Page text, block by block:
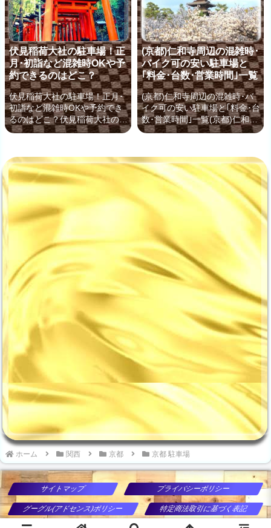
気を感じられる森や、みたらし
団子発祥の地としても有名で、
京都でも女性人気の高い観光名
所となっています。電車の駅か
ら下鴨神社は少し離れているた
め、観光で行かれる際は、その
後の移動を含めて車やバイクの
ご利用がおすすめですが、周辺
にはどのくらい駐車場があるの
でしょうか？正月の初詣や「蹴
鞠はじめ」にも多く...
期間中は多くの観光客でにぎわ
います。電車や市バスでのアク
セスにも便利な東福寺ですが、
高速道路が近くを通っているこ
ともあり、京都内外から車で訪
れる方も多いので、特に紅葉時
期や連休などは駐車場が十分に
あるかは気になるところではな
いですか？東福寺周辺だと「ど
こに駐めるのがおすすめか？」
「無料や料金が安い...
伏見稲荷大社の駐車場！正
月･初詣など混雑時OKや予
約できるのはどこ？
伏見稲荷大社の駐車場！正月･
初詣など混雑時OKや予約でき
るのはどこ？伏見稲荷大社の正
月の初詣など混雑時におすすめ
大社」は、正月の初詣を始め、
季節の行事や美しい景観･ご利
益を求めて全国から多くの参拝
者が訪れる神社で、最寄り駅で
あるJR稲荷駅を出てすぐに大
鳥居があり 電車でのアクセス
が大変便利です。しかし、伏見
稲荷大社周辺の観光も一緒にす
る場合や、新型コロナをはじ
め、インフルエンザやなどが流
行る時期には感染の心配もある
ため、混雑する電車ではな...
(京都)仁和寺周辺の混雑時･
バイク可の安い駐車場と
｢料金･台数･営業時間｣一覧
(京都)仁和寺周辺の混雑時･バ
イク可の安い駐車場と｢料金･台
数･営業時間｣一覧(京都)仁和寺
と周辺の無料･安い駐車場 案内
る寺院で、春の御室桜の季節に
はその美しい景色を見ようと多
くの人が訪れ大変混雑します。
仁和寺は、京福電鉄(嵐電)を利
用すれば、最寄り駅で下車徒歩
2分という便利な立地にありま
すが、JRを利用する人にとっ
てはバスに乗り換えてのアクセ
スとなってしまうため、小さな
お子様やお年寄りの方と一緒の
場合には近くの駐車場まで車で
向かう方が便...
ホーム 関西 京都 京都 駐車場
サイトマップ プライバシーポリシー
グーグル(アドセンス)ポリシー 特定商法取引に基づく表記